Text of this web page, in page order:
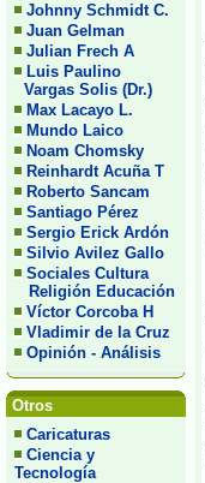
Johnny Schmidt C.
Juan Gelman
Julian Frech A
Luis Paulino
Vargas Solis (Dr.)
Max Lacayo L.
Mundo Laico
Noam Chomsky
Reinhardt Acuña T
Roberto Sancam
Santiago Pérez
Sergio Erick Ardón
Silvio Avilez Gallo
Sociales Cultura
Religión Educación
Víctor Corcoba H
Vladimir de la Cruz
Opinión - Análisis
Otros
Caricaturas
Ciencia y
Tecnología